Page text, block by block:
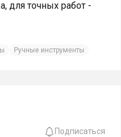
для точных работ -
Ручные инструменты
Подписаться